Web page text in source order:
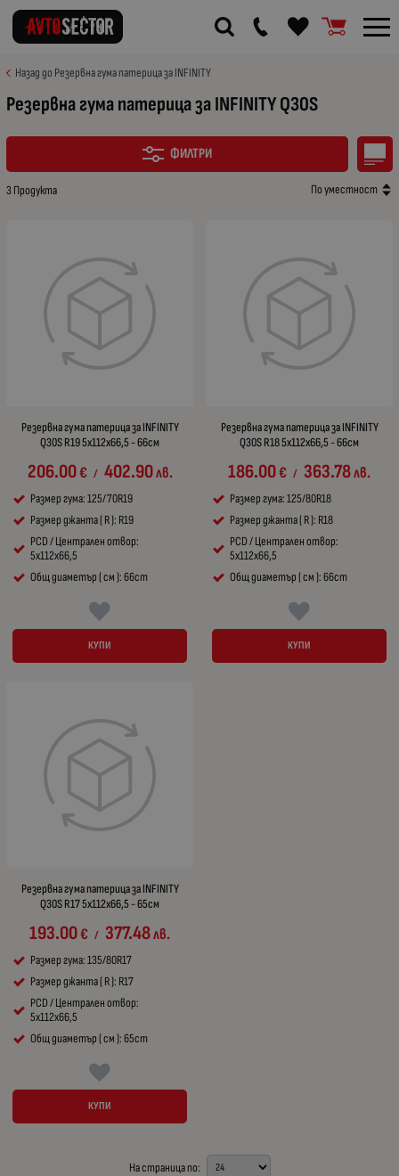
Назад до Резервна гума патерица за INFINITY
Резервна гума патерица за INFINITY Q30S
ФИЛТРИ
3 Продукта По уместност
Резервна гума патерица за INFINITY
Q30S R19 5x112x66,5 - 66см
206.00€ / 402.90лв.
Размер гума: 125/70R19
Размер джанта ( R ): R19
PCD / Централен отвор:
5x112x66,5
Общ диаметър ( см ): 66cm
КУПИ
Резервна гума патерица за INFINITY
Q30S R18 5x112x66,5 - 66см
186.00€ / 363.78лв.
Размер гума: 125/80R18
Размер джанта ( R ): R18
PCD / Централен отвор:
5x112x66,5
Общ диаметър ( см ): 66cm
КУПИ
Резервна гума патерица за INFINITY
Q30S R17 5x112x66,5 - 65см
193.00€ / 377.48лв.
Размер гума: 135/80R17
Размер джанта ( R ): R17
PCD / Централен отвор:
5x112x66,5
Общ диаметър ( см ): 65cm
КУПИ
На страница по: